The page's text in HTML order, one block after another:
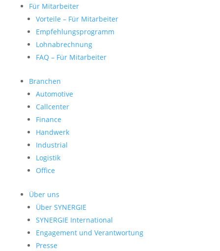
Für Mitarbeiter
Vorteile – Für Mitarbeiter
Empfehlungsprogramm
Lohnabrechnung
FAQ – Für Mitarbeiter
Branchen
Automotive
Callcenter
Finance
Handwerk
Industrial
Logistik
Office
Über uns
Über SYNERGIE
SYNERGIE International
Engage­ment und Verantwor­tung
Presse